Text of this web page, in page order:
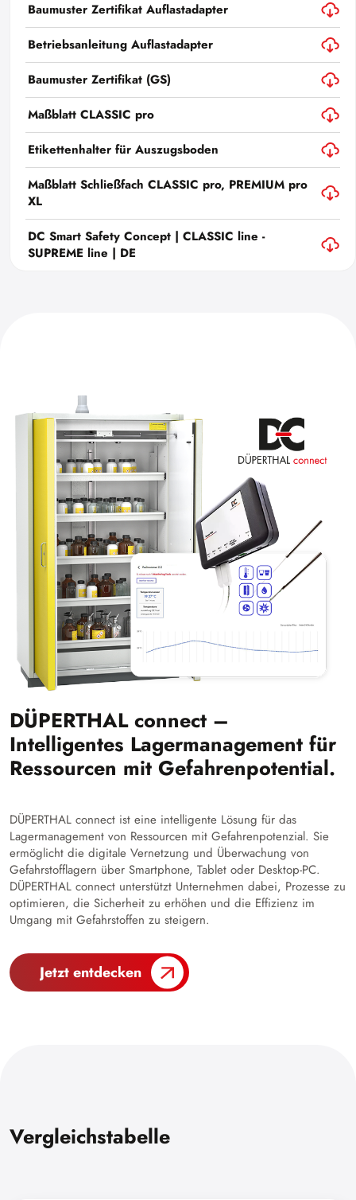
Baumuster Zertifikat Auflastadapter
Betriebsanleitung Auflastadapter
Baumuster Zertifikat (GS)
Maßblatt CLASSIC pro
Etikettenhalter für Auszugsboden
Maßblatt Schließfach CLASSIC pro, PREMIUM pro
XL
DC Smart Safety Concept | CLASSIC line -
SUPREME line | DE
DÜPERTHAL connect –
Intelligentes Lagermanagement für
Ressourcen mit Gefahrenpotential.
DÜPERTHAL connect ist eine intelligente Lösung für das
Lagermanagement von Ressourcen mit Gefahrenpotenzial. Sie
ermöglicht die digitale Vernetzung und Überwachung von
Gefahrstofflagern über Smartphone, Tablet oder Desktop-PC.
DÜPERTHAL connect unterstützt Unternehmen dabei, Prozesse zu
optimieren, die Sicherheit zu erhöhen und die Effizienz im
Umgang mit Gefahrstoffen zu steigern.
Jetzt entdecken
Vergleichstabelle